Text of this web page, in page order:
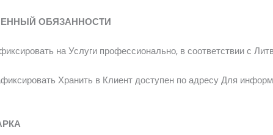
ОБЯЗАННОСТИ
наУслуги профессионально, в соответствии с
Хранить в Клиентдоступен по адресуДля